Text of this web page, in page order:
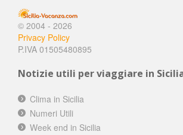
© 2004 - 2026
Privacy Policy
P.IVA 01505480895
Notizie utili per viaggiare in
Clima in Sicilia
Numeri Utili
Week end in Sicilia